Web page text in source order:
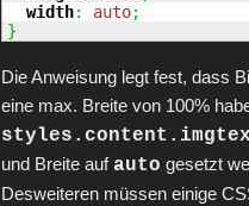
width: auto;
}
Die Anweisung legt fest, dass
eine max. Breite von 100%
und Breite aufauto gesetzt
Desweiteren müssen einige